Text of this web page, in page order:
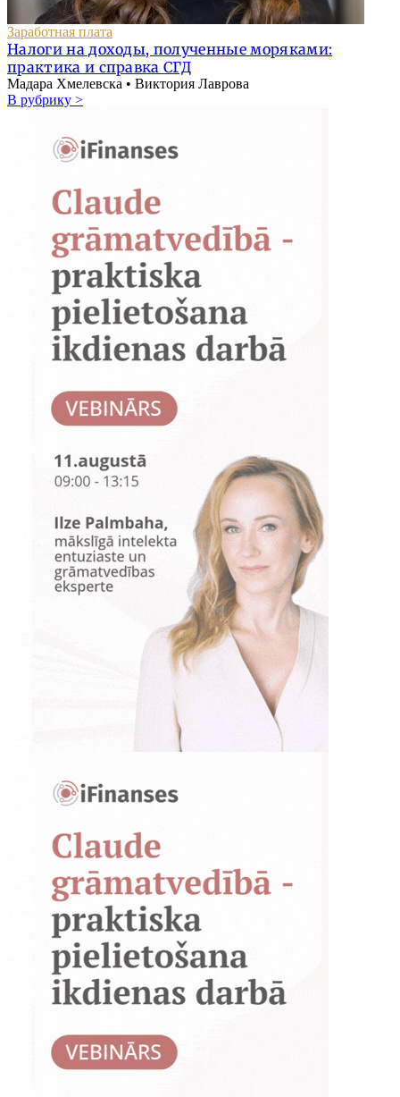
Заработная плата
Налоги на доходы, полученные моряками:
практика и справка СГД
Мадара Хмелевска • Виктория Лаврова
В рубрику >